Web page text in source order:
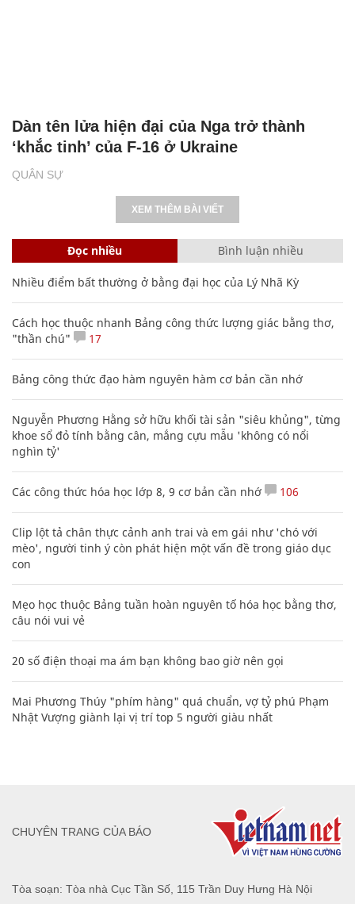
QUÂN SỰ
Dàn tên lửa hiện đại của Nga trở thành
‘khắc tinh’ của F-16 ở Ukraine
XEM THÊM BÀI VIẾT
Đọc nhiều Bình luận nhiều
Nhiều điểm bất thường ở bằng đại học của Lý Nhã Kỳ
Cách học thuộc nhanh Bảng công thức lượng giác bằng thơ,
"thần chú"
17
Bảng công thức đạo hàm nguyên hàm cơ bản cần nhớ
Nguyễn Phương Hằng sở hữu khối tài sản "siêu khủng", từng
khoe sổ đỏ tính bằng cân, mắng cựu mẫu 'không có nổi
nghìn tỷ'
Các công thức hóa học lớp 8, 9 cơ bản cần nhớ 106
Clip lột tả chân thực cảnh anh trai và em gái như 'chó với
mèo', người tinh ý còn phát hiện một vấn đề trong giáo dục
con
Mẹo học thuộc Bảng tuần hoàn nguyên tố hóa học bằng thơ,
câu nói vui vẻ
20 số điện thoại ma ám bạn không bao giờ nên gọi
Mai Phương Thúy "phím hàng" quá chuẩn, vợ tỷ phú Phạm
Nhật Vượng giành lại vị trí top 5 người giàu nhất
Tòa soạn: Tòa nhà Cục Tần Số, 115 Trần Duy Hưng Hà Nội
CHUYÊN TRANG CỦA BÁO